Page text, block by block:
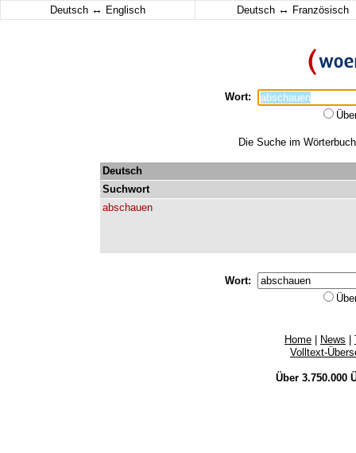
Deutsch ↔ Englisch Deutsch ↔ Französisch
Wort:
Die Suche im
Deutsch
Suchwort
abschauen
Wort:
Home News
Volltext-
Über 3.750.000